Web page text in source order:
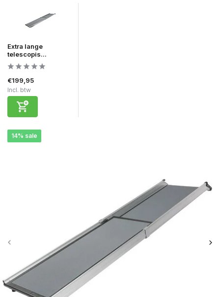
14% sale
Extra lange
telescopis...
€199,95
Incl. btw